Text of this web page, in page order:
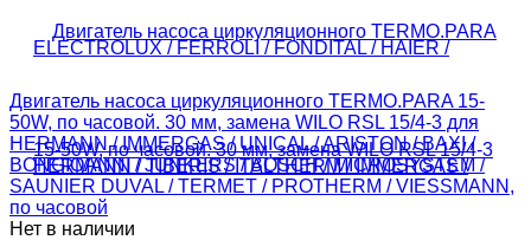
Двигатель насоса циркуляционного TERMO.PARA 15-
50W, по часовой. 30 мм, замена WILO RSL 15/4-3 для
HERMANN / IMMERGAS / UNICAL / ARISTON / BAXI /
BONGIOANNI / JUNKERS / BOSCH / MICROSYSTEM /
SAUNIER DUVAL / TERMET / PROTHERM / VIESSMANN,
по часовой
Нет в наличии